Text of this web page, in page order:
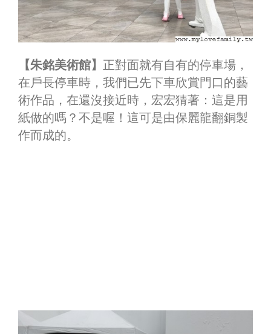
【朱銘美術館】 正對面就有自有的停車場，
在戶長停車時，我們已先下車欣賞門口的藝
術作品，在還沒接近時，宏宏猜著：這是用
紙做的嗎？不是喔！這可是由保麗龍翻銅製
作而成的。